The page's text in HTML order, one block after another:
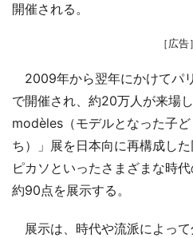
開催される。
［広告］
2009年から翌年にかけてパ
で開催され、約20万人が来場
modèles（モデルとなった子
ち）」展を日本向に再構成した
ピカソといったさまざまな時
約90点を展示する。
展示は、時代や流派によっ